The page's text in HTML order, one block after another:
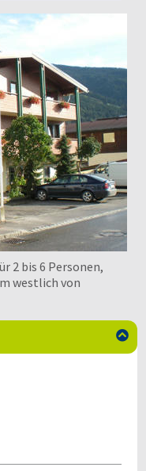
2 bis 6 Personen,
westlich von
